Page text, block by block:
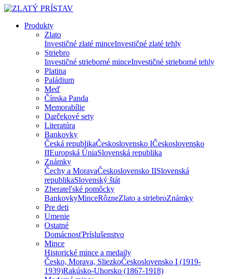
Produkty
Zlato
Investičné zlaté minceInvestičné zlaté tehly
Striebro
Investičné strieborné minceInvestičné strieborné tehly
Platina
Paládium
Meď
Čínska Panda
Memorabílie
Darčekové sety
Literatúra
Bankovky
Česká republikaČeskoslovensko IČeskoslovensko
IIEuropská ÚniaSlovenská republika
Známky
Čechy a MoravaČeskoslovensko IISlovenská
republikaSlovenský štát
Zberateľské pomôcky
BankovkyMinceRôzneZlato a striebroZnámky
Pre deti
Umenie
Ostatné
DomácnosťPríslušenstvo
Mince
Historické mince a medaily
Česko, Morava, SliezkoČeskoslovensko I (1919-
1939)Rakúsko-Uhorsko (1867-1918)